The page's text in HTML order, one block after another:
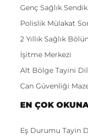
Genç Sağlık
Polislik Mülakat
2 Yıllık Sağlık
İşitme Merkezi
Alt Bölge Tayini
Can Güvenliği
EN ÇOK
Eş Durumu Tayin